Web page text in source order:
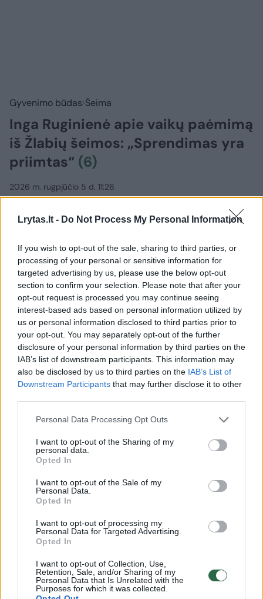
Lrytas.lt - Do Not Process My Personal Information
If you wish to opt-out of the sale, sharing to third parties, or
processing of your personal or sensitive information for
targeted advertising by us, please use the below opt-out
section to confirm your selection. Please note that after your
opt-out request is processed you may continue seeing
interest-based ads based on personal information utilized by
us or personal information disclosed to third parties prior to
your opt-out. You may separately opt-out of the further
disclosure of your personal information by third parties on the
IAB’s list of downstream participants. This information may
also be disclosed by us to third parties on the IAB’s List of
Downstream Participants that may further disclose it to other
Personal Data Processing Opt Outs
I want to opt-out of the Sharing of my
personal data.
Opted In
I want to opt-out of the Sale of my
Personal Data.
Opted In
I want to opt-out of processing my
Personal Data for Targeted Advertising.
Opted In
I want to opt-out of Collection, Use,
Retention, Sale, and/or Sharing of my
Personal Data that Is Unrelated with the
Purposes for which it was collected.
Gyvenimo būdas Šeima
Inga Ruginienė apie vaikų paėmimą
iš Žlabių šeimos: „Sprendimas yra
priimtas“ (6)
2026 m. rugpjūčio 5 d. 11:26
Jei Ukmergės rajone gyvenanti Žlabių
šeima atsisakys bendradarbiauti su
Valstybinės vaiko teisių apsaugos ir
įvaikinimo tarnyba, atžalos iš šeimos turės
būti paimtos, sako socialinės apsaugos ir
darbo ministrė Inga Ruginienė.
„Vaiko teisių apsaugos tarnyba stengiasi
surasti tą kontaktą, nes lyg ir buvo tokių
užuomazgų, kad šeima eis į kontaktą ir priims